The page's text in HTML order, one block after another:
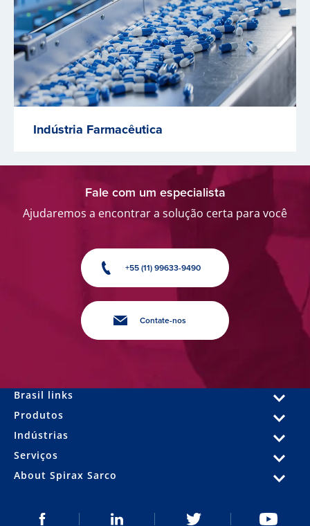
Indústria Farmacêutica
Fale com um especialista
Ajudaremos a encontrar a solução certa para você
+55 (11) 99633-9490
Contate-nos
Brasil links
Produtos
Indústrias
Serviços
About Spirax Sarco